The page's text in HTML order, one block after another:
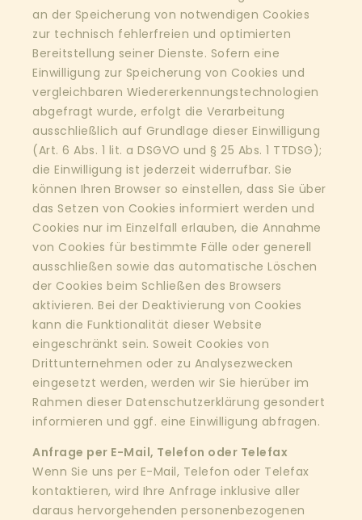
an der Speicherung von notwendigen Cookies
zur technisch fehlerfreien und optimierten
Bereitstellung seiner Dienste. Sofern eine
Einwilligung zur Speicherung von Cookies und
vergleichbaren Wiedererkennungstechnologien
abgefragt wurde, erfolgt die Verarbeitung
ausschließlich auf Grundlage dieser Einwilligung
(Art. 6 Abs. 1 lit. a DSGVO und § 25 Abs. 1 TTDSG);
die Einwilligung ist jederzeit widerrufbar. Sie
können Ihren Browser so einstellen, dass Sie über
das Setzen von Cookies informiert werden und
Cookies nur im Einzelfall erlauben, die Annahme
von Cookies für bestimmte Fälle oder generell
ausschließen sowie das automatische Löschen
der Cookies beim Schließen des Browsers
aktivieren. Bei der Deaktivierung von Cookies
kann die Funktionalität dieser Website
eingeschränkt sein. Soweit Cookies von
Drittunternehmen oder zu Analysezwecken
eingesetzt werden, werden wir Sie hierüber im
Rahmen dieser Datenschutzerklärung gesondert
informieren und ggf. eine Einwilligung abfragen.
Anfrage per E-Mail, Telefon oder Telefax
Wenn Sie uns per E-Mail, Telefon oder Telefax
kontaktieren, wird Ihre Anfrage inklusive aller
daraus hervorgehenden personenbezogenen